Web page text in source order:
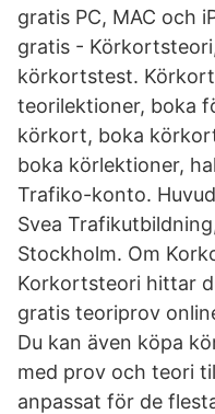
gratis PC, MAC och
gratis -
körkortstest.
teorilektioner, boka
körkort, boka
boka körlektioner,
Trafiko-konto.
Svea
Stockholm. Om
Korkortsteori hittar
gratis teoriprov
Du kan även köpa
med prov och teori
anpassat för de